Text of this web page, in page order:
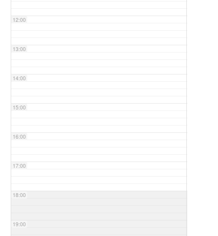
12:00
13:00
14:00
15:00
16:00
17:00
18:00
19:00